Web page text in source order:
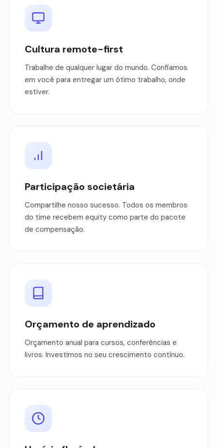
Cultura remote-first
Trabalhe de qualquer lugar do mundo. Confiamos
em você para entregar um ótimo trabalho, onde
estiver.
Participação societária
Compartilhe nosso sucesso. Todos os membros
do time recebem equity como parte do pacote
de compensação.
Orçamento de aprendizado
Orçamento anual para cursos, conferências e
livros. Investimos no seu crescimento contínuo.